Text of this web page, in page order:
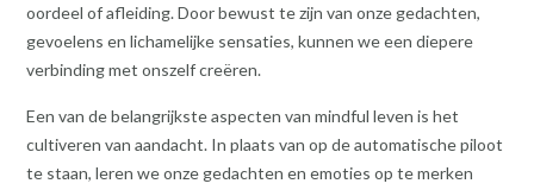
oordeel of afleiding. Door bewust te zijn van onze gedachten,
gevoelens en lichamelijke sensaties, kunnen we een diepere
verbinding met onszelf creëren.
Een van de belangrijkste aspecten van mindful leven is het
cultiveren van aandacht. In plaats van op de automatische piloot
te staan, leren we onze gedachten en emoties op te merken